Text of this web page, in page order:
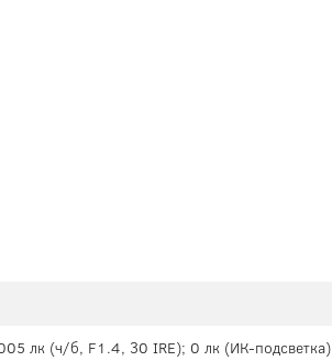
лк (ч/б, F1.4, 30 IRE); 0 лк (ИК-подсветка)